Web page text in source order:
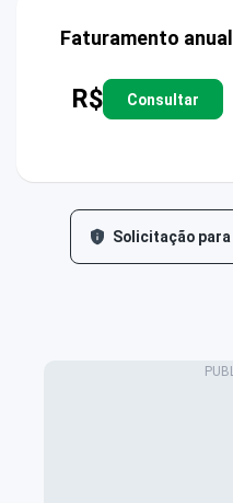
Faturamento anual
R$ Consultar
Solicitação